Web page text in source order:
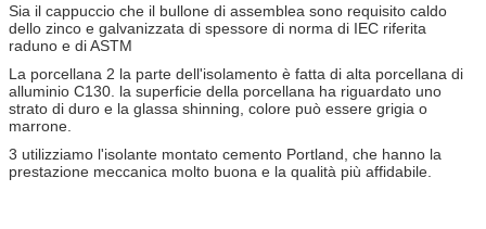
Sia il cappuccio che il bullone di assemblea sono requisito caldo
dello zinco e galvanizzata di spessore di norma di IEC riferita
raduno e di ASTM
La porcellana 2 la parte dell'isolamento è fatta di alta porcellana di
alluminio C130. la superficie della porcellana ha riguardato uno
strato di duro e la glassa shinning, colore può essere grigia o
marrone.
3 utilizziamo l'isolante montato cemento Portland, che hanno la
prestazione meccanica molto buona e la qualità più affidabile.